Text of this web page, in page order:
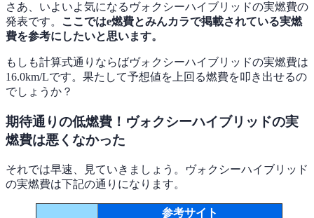
さあ、いよいよ気になるヴォクシーハイブリッドの実燃費の
発表です。
ここではe燃費とみんカラで掲載されている実燃
費を参考にしたいと思います。
もしも計算式通りならばヴォクシーハイブリッドの実燃費は
16.0km/Lです。果たして予想値を上回る燃費を叩き出せるの
でしょうか？
期待通りの低燃費！ヴォクシーハイブリッドの実
燃費は悪くなかった
それでは早速、見ていきましょう。ヴォクシーハイブリッド
の実燃費は下記の通りになります。
参考サイト